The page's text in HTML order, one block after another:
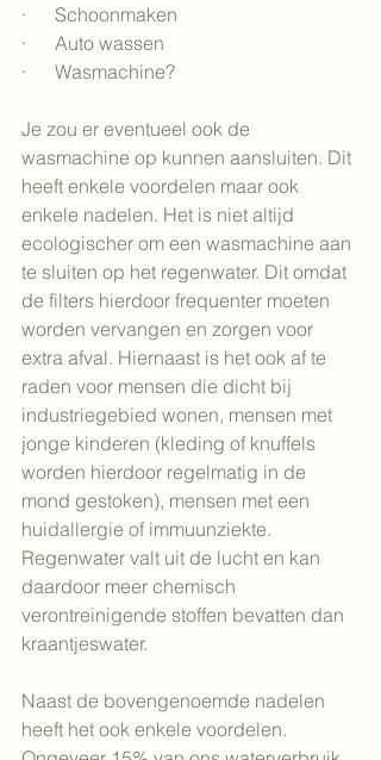
·      Schoonmaken
·      Auto wassen
·      Wasmachine?
Je zou er eventueel ook de
wasmachine op kunnen aansluiten. Dit
heeft enkele voordelen maar ook
enkele nadelen. Het is niet altijd
ecologischer om een wasmachine aan
te sluiten op het regenwater. Dit omdat
de filters hierdoor frequenter moeten
worden vervangen en zorgen voor
extra afval. Hiernaast is het ook af te
raden voor mensen die dicht bij
industriegebied wonen, mensen met
jonge kinderen (kleding of knuffels
worden hierdoor regelmatig in de
mond gestoken), mensen met een
huidallergie of immuunziekte.
Regenwater valt uit de lucht en kan
daardoor meer chemisch
verontreinigende stoffen bevatten dan
kraantjeswater.
Naast de bovengenoemde nadelen
heeft het ook enkele voordelen.